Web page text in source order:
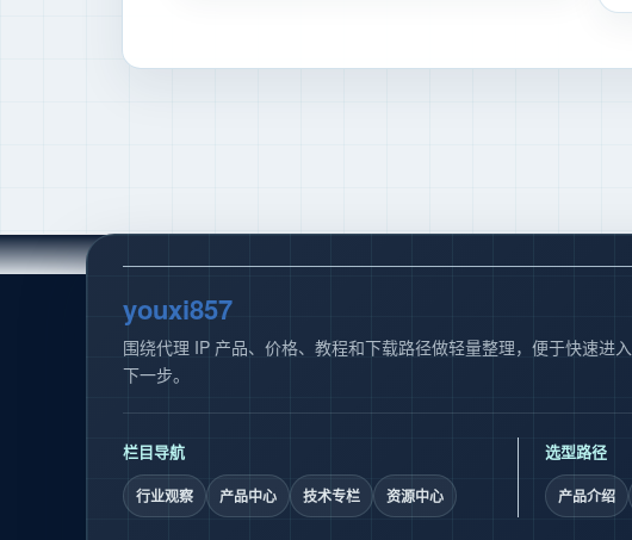
youxi857
围绕代理 IP 产品、价格、教程和下载路径做轻量整理，便于快速进入
下一步。
栏目导航
行业观察 产品中心 技术专栏 资源中心
选型路径
产品介绍